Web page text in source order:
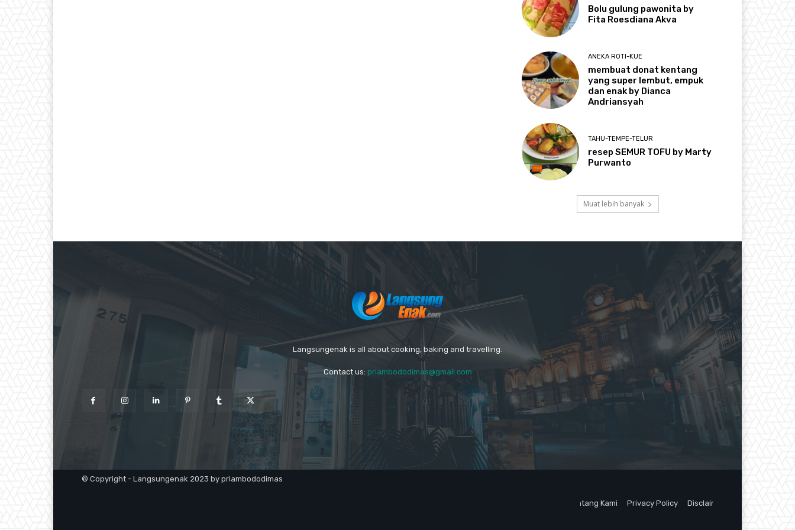
Bolu gulung pawonita by
Fita Roesdiana Akva
ANEKA ROTI-KUE
membuat donat kentang
yang super lembut, empuk
dan enak by Dianca
Andriansyah
TAHU-TEMPE-TELUR
resep SEMUR TOFU by Marty
Purwanto
Muat lebih banyak
Langsungenak is all about cooking, baking and travelling.
Contact us: priambododimas@gmail.com
© Copyright - Langsungenak 2023 by priambododimas
Tentang Kami Privacy Policy Disclaimer